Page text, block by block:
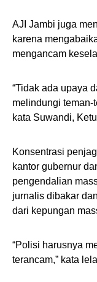
AJI Jambi juga
karena
mengancam
“Tidak ada upaya
melindungi teman-
kata Suwandi,
Konsentrasi
kantor gubernur
pengendalian
jurnalis dibakar
dari kepungan
“Polisi harusnya
terancam,” kata